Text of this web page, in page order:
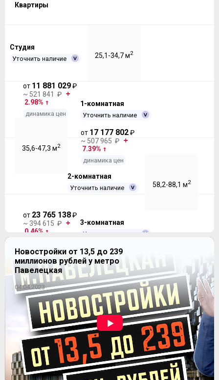
Квартиры
Студия
Уточнить наличие 25,1-34,7 м2
от 11 881 029₽
~ 521 841 ₽
2.98%
динамика цен
1-комнатная
Уточнить наличие
35,6-47,3 м2
от 17 177 802₽
~ 507 965 ₽
7.39%
динамика цен
2-комнатная
Уточнить наличие 58,2-88,1 м2
от 23 765 138₽
~ 394 615 ₽
0.46%
3-комнатная
Уточнить наличие
87,8-112,1 м2
от30 512 084
~ 377 504 ₽
-2.38%
динамика цен
ЖК "Селигер Сити"
Новостройки от 13,5 до 239
миллионов рублей у метро
Павелецкая
04.04.2023